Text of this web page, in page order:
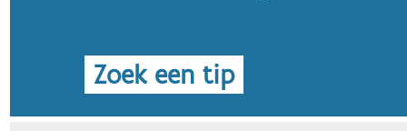
Zoek een tip